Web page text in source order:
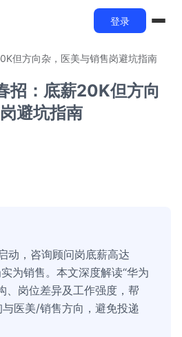
登录
但方向杂，医美与销售岗避坑指南
招：底薪20K但方向
避坑指南
动，咨询顾问岗底薪高达
为销售。本文深度解读“华为
、岗位差异及工作强度，帮
医美/销售方向，避免投递